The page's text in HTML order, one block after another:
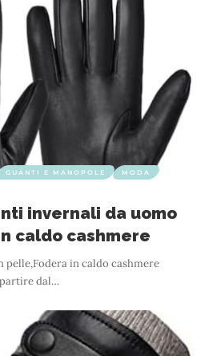
GUANTI E MANOPOLE
MODA
invernali da uomo
caldo cashmere
in caldo cashmere
dal…